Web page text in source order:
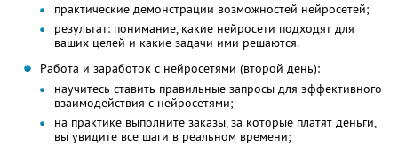
практические демонстрации возможностей нейросетей;
результат: понимание, какие нейросети подходят для
ваших целей и какие задачи ими решаются.
Работа и заработок с нейросетями (второй день):
научитесь ставить правильные запросы для эффективного
взаимодействия с нейросетями;
на практике выполните заказы, за которые платят деньги,
вы увидите все шаги в реальном времени;